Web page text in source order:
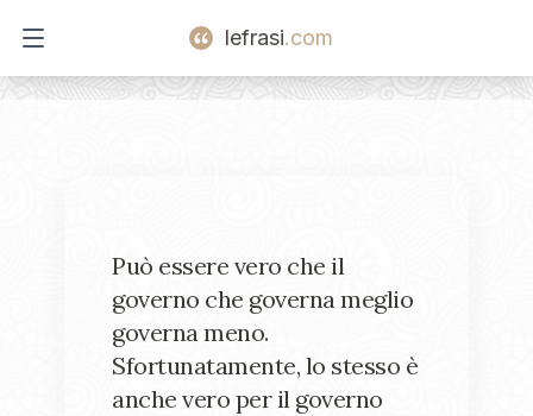
Open main menu
lefrasi.com
Può essere vero che il
governo che governa meglio
governa meno.
Sfortunatamente, lo stesso è
anche vero per il governo